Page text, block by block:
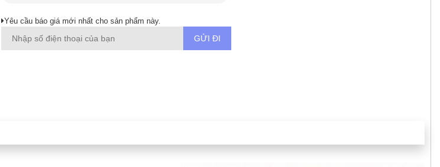
Yêu cầu báo giá mới nhất cho sản phẩm này.